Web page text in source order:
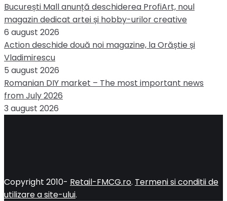
București Mall anunță deschiderea ProfiArt, noul
magazin dedicat artei și hobby-urilor creative
6 august 2026
Action deschide două noi magazine, la Orăștie și
Vladimirescu
5 august 2026
Romanian DIY market – The most important news
from July 2026
3 august 2026
Copyright 2010- Retail-FMCG.ro. Termeni si conditii de
utilizare a site-ului.